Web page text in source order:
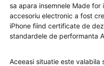
sa apara insemnele Made for
accesoriu electronic a fost
iPhone fiind certificate de
standardele de performanta
Aceeasi situatie este valabila